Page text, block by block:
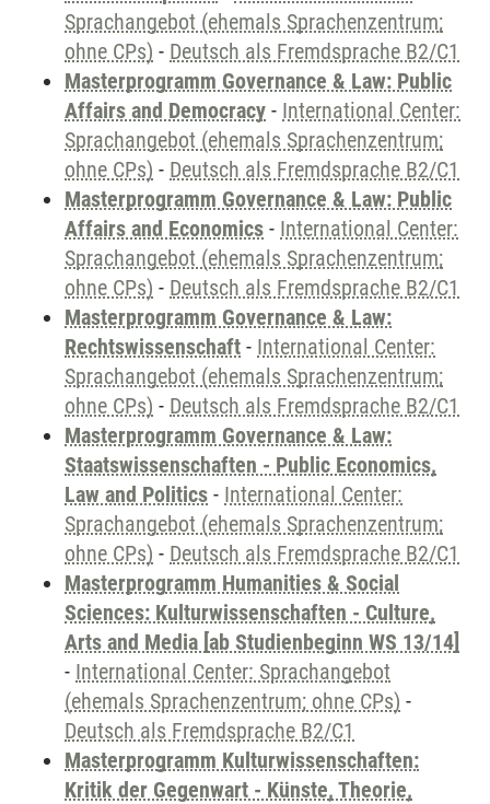
Sprachangebot (ehemals Sprachenzentrum;
ohne CPs) - Deutsch als Fremdsprache B2/C1
Masterprogramm Governance & Law: Public
Affairs and Democracy - International Center:
Sprachangebot (ehemals Sprachenzentrum;
ohne CPs) - Deutsch als Fremdsprache B2/C1
Masterprogramm Governance & Law: Public
Affairs and Economics - International Center:
Sprachangebot (ehemals Sprachenzentrum;
ohne CPs) - Deutsch als Fremdsprache B2/C1
Masterprogramm Governance & Law:
Rechtswissenschaft - International Center:
Sprachangebot (ehemals Sprachenzentrum;
ohne CPs) - Deutsch als Fremdsprache B2/C1
Masterprogramm Governance & Law:
Staatswissenschaften - Public Economics,
Law and Politics - International Center:
Sprachangebot (ehemals Sprachenzentrum;
ohne CPs) - Deutsch als Fremdsprache B2/C1
Masterprogramm Humanities & Social
Sciences: Kulturwissenschaften - Culture,
Arts and Media [ab Studienbeginn WS 13/14]
- International Center: Sprachangebot
(ehemals Sprachenzentrum; ohne CPs) -
Deutsch als Fremdsprache B2/C1
Masterprogramm Kulturwissenschaften:
Kritik der Gegenwart - Künste, Theorie,